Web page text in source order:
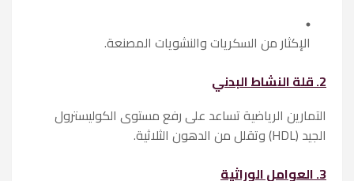
الإكثار من السكريات والنشويات المصنعة.
2. قلة النشاط البدني
التمارين الرياضية تساعد على رفع مستوى الكوليسترول
الجيد (HDL) وتقلل من الدهون الثلاثية.
3. العوامل الوراثية